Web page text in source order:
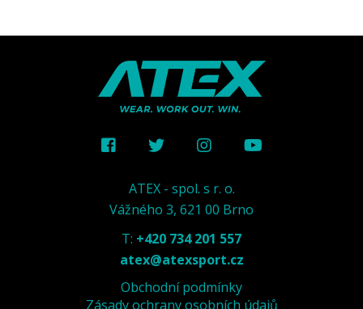
ATEX - spol. s r. o.
Vážného 3, 621 00 Brno
T: +420 734 201 557
atex@atexsport.cz
Obchodní podmínky
Zásady ochrany osobních údajů